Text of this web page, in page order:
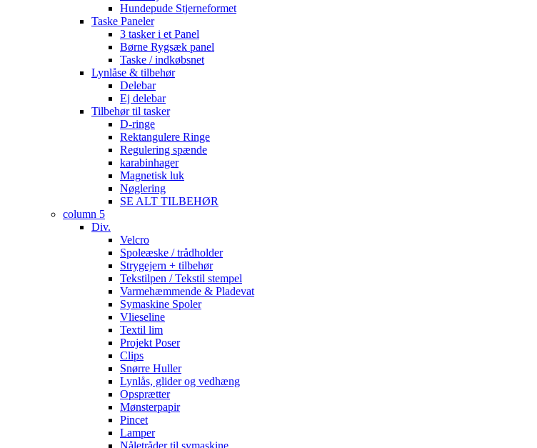
Hundepude Stjerneformet
Taske Paneler
3 tasker i et Panel
Børne Rygsæk panel
Taske / indkøbsnet
Lynlåse & tilbehør
Delebar
Ej delebar
Tilbehør til tasker
D-ringe
Rektangulere Ringe
Regulering spænde
karabinhager
Magnetisk luk
Nøglering
SE ALT TILBEHØR
column 5
Div.
Velcro
Spoleæske / trådholder
Strygejern + tilbehør
Tekstilpen / Tekstil stempel
Varmehæmmende & Pladevat
Symaskine Spoler
Vlieseline
Textil lim
Projekt Poser
Clips
Snørre Huller
Lynlås, glider og vedhæng
Opsprætter
Mønsterpapir
Pincet
Lamper
Nåletråder til symaskine